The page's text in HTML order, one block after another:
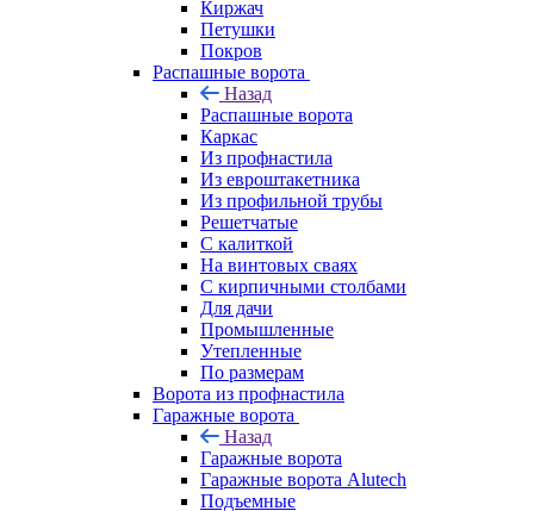
Киржач
Петушки
Покров
Распашные ворота
Назад
Распашные ворота
Каркас
Из профнастила
Из евроштакетника
Из профильной трубы
Решетчатые
С калиткой
На винтовых сваях
С кирпичными столбами
Для дачи
Промышленные
Утепленные
По размерам
Ворота из профнастила
Гаражные ворота
Назад
Гаражные ворота
Гаражные ворота Alutech
Подъемные